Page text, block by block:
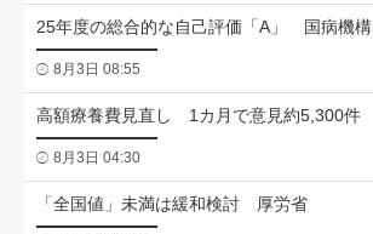
25年度の総合的な自己評価「A」 国病機構
8月3日 08:55
高額療養費見直し 1カ月で意見約5,300件
8月3日 04:30
「全国値」未満は緩和検討 厚労省